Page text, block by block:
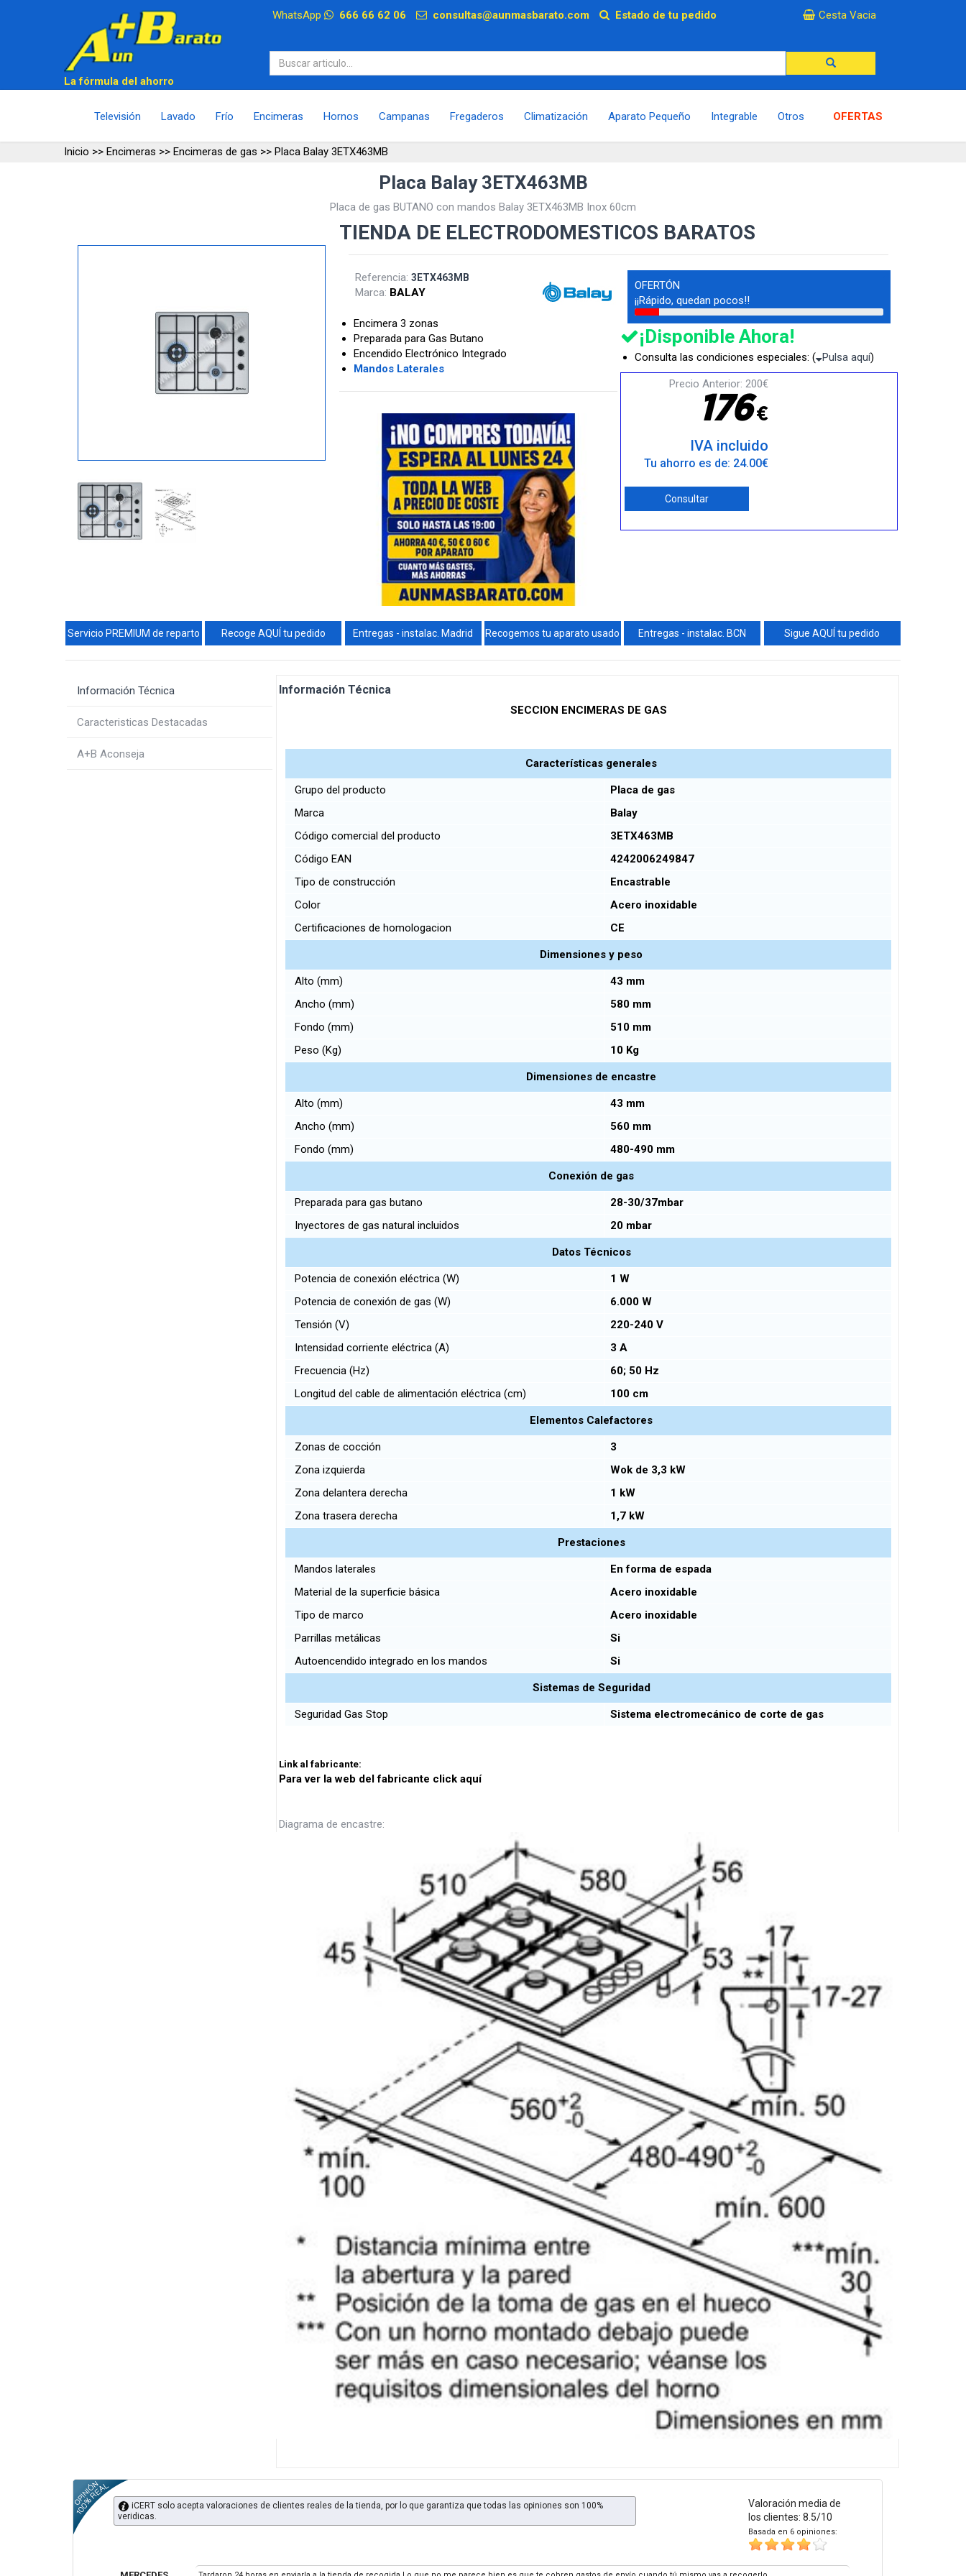
WhatsApp 666 66 62 06 consultas@aunmasbarato.com Estado de tu pedido Cesta Vacia
La fórmula del ahorro
Televisión Lavado Frío Encimeras Hornos Campanas Fregaderos Climatización Aparato Pequeño Integrable Otros OFERTAS
Inicio >> Encimeras >> Encimeras de gas >> Placa Balay 3ETX463MB
Placa Balay 3ETX463MB
Placa de gas BUTANO con mandos Balay 3ETX463MB Inox 60cm
TIENDA DE ELECTRODOMESTICOS BARATOS
Referencia:3ETX463MB
Marca: BALAY
Encimera 3 zonas
Preparada para Gas Butano
Encendido Electrónico Integrado
Mandos Laterales
OFERTÓN
¡¡Rápido, quedan pocos!!
¡Disponible Ahora!
Consulta las condiciones especiales: ( Pulsa aquí)
Precio Anterior: 200€
176€
IVA incluido
Tu ahorro es de: 24.00€
Consultar
Servicio PREMIUM de reparto Recoge AQUÍ tu pedido Entregas - instalac. Madrid Recogemos tu aparato usado Entregas - instalac. BCN Sigue AQUÍ tu pedido
Información Técnica
Caracteristicas Destacadas
A+B Aconseja
Información Técnica
SECCION ENCIMERAS DE GAS
Características generales
Grupo del producto
Placa de gas
Marca
Balay
Código comercial del producto
3ETX463MB
Código EAN
4242006249847
Tipo de construcción
Encastrable
Color
Acero inoxidable
Certificaciones de homologacion
CE
Dimensiones y peso
Alto (mm)
43 mm
Ancho (mm)
580 mm
Fondo (mm)
510 mm
Peso (Kg)
10 Kg
Dimensiones de encastre
Alto (mm)
43 mm
Ancho (mm)
560 mm
Fondo (mm)
480-490 mm
Conexión de gas
Preparada para gas butano
28-30/37mbar
Inyectores de gas natural incluidos
20 mbar
Datos Técnicos
Potencia de conexión eléctrica (W)
1 W
Potencia de conexión de gas (W)
6.000 W
Tensión (V)
220-240 V
Intensidad corriente eléctrica (A)
3 A
Frecuencia (Hz)
60; 50 Hz
Longitud del cable de alimentación eléctrica (cm)
100 cm
Elementos Calefactores
Zonas de cocción
3
Zona izquierda
Wok de 3,3 kW
Zona delantera derecha
1 kW
Zona trasera derecha
1,7 kW
Prestaciones
Mandos laterales
En forma de espada
Material de la superficie básica
Acero inoxidable
Tipo de marco
Acero inoxidable
Parrillas metálicas
Si
Autoencendido integrado en los mandos
Si
Sistemas de Seguridad
Seguridad Gas Stop Sistema electromecánico de corte de gas
Link al fabricante:
Para ver la web del fabricante click aquí
Diagrama de encastre:
Valoración media de
los clientes: 8.5/10
Basada en 6 opiniones:
iCERT solo acepta valoraciones de clientes reales de la tienda, por lo que garantiza que todas las opiniones son 100%
veridicas.